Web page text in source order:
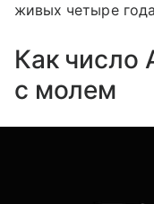
живых четыре
Как число
с молем